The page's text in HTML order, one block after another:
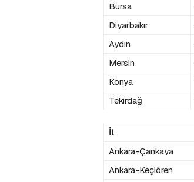
Bursa
Diyarbakır
Aydın
Mersin
Konya
Tekirdağ
İl
Ankara-Çankaya
Ankara-Keçiören